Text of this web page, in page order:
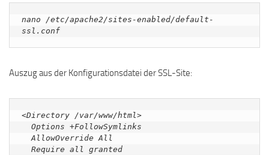
nano /etc/apache2/sites-enabled/default-
ssl.conf
Auszug aus der Konfigurationsdatei der SSL-Site:
<Directory /var/www/html>
Options +FollowSymlinks
AllowOverride All
Require all granted